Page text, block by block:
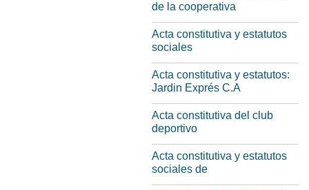
de la cooperativa
Acta constitutiva y estatutos
sociales
Acta constitutiva y estatutos:
Jardin Exprés C.A
Acta constitutiva del club
deportivo
Acta constitutiva y estatutos
sociales de